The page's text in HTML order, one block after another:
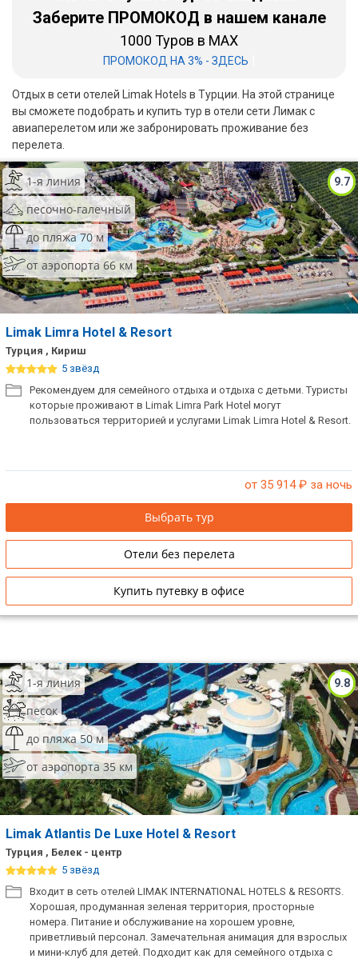
Заберите ПРОМОКОД в нашем канале
1000 Туров в MAX
ПРОМОКОД НА 3% - ЗДЕСЬ
Отдых в сети отелей Limak Hotels в Турции. На этой странице
вы сможете подобрать и купить тур в отели сети Лимак с
авиаперелетом или же забронировать проживание без
перелета.
9.7
1-я линия
песочно-галечный
до пляжа 70 м
от аэропорта 66 км
Limak Limra Hotel & Resort
Турция , Кириш
5 звёзд
Рекомендуем для семейного отдыха и отдыха с детьми. Туристы
которые проживают в Limak Limra Park Hotel могут
пользоваться территорией и услугами Limak Limra Hotel & Resort.
от 35 914₽ за ночь
Выбрать тур
Отели без перелета
Купить путевку в офисе
9.8
1-я линия
песок
до пляжа 50 м
от аэропорта 35 км
Limak Atlantis De Luxe Hotel & Resort
Турция , Белек - центр
5 звёзд
Входит в сеть отелей LIMAK INTERNATIONAL HOTELS & RESORTS.
Хорошая, продуманная зеленая территория, просторные
номера. Питание и обслуживание на хорошем уровне,
приветливый персонал. Замечательная анимация для взрослых
и мини-клуб для детей. Подходит как для семейного отдыха с
Хайнань
Северный Гоа
Занзибар
Абхазия
Большой Сочи
Кав Мин Воды
Экскурсионные туры
VIP отели 5 звезд
ТОП 10 недорогих отелей
Лучшие отели 3* звезды
Недорогие отели 3*
звезды
Сетевые отели Египта
Сетевые отели ОАЭ
Сетевые отели Таиланда
Сетевые отели Шри Ланки
Сетевые отели Вьетнама
Сетевые отели Мальдив
Сетевые отели Бали
Сетевые отели Сейшел